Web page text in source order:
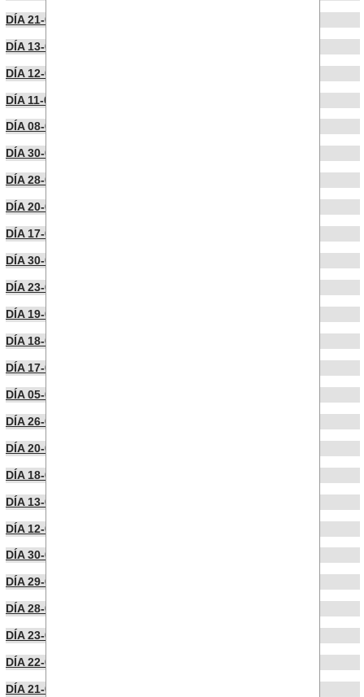
DÍA 21-05-2026
DÍA 13-05-2026
DÍA 12-05-2026
DÍA 11-05-2026
DÍA 08-05-2026
DÍA 30-04-2026
DÍA 28-04-2026
DÍA 20-04-2026
DÍA 17-04-2026
DÍA 30-03-2026
DÍA 23-03-2026
DÍA 19-03-2026
DÍA 18-03-2026
DÍA 17-03-2026
DÍA 05-03-2026
DÍA 26-02-2026
DÍA 20-02-2026
DÍA 18-02-2026
DÍA 13-02-2026
DÍA 12-02-2026
DÍA 30-01-2026
DÍA 29-01-2026
DÍA 28-01-2026
DÍA 23-01-2026
DÍA 22-01-2026
DÍA 21-01-2026